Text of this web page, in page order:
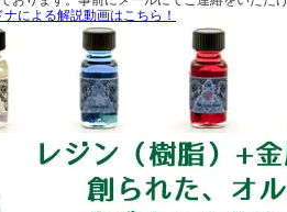
による解説動画はこちら！